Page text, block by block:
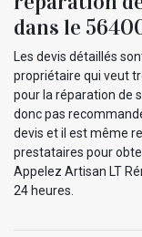
dans le
Les devis détaillés
propriétaire qui veut
pour la réparation de
donc pas
devis et il est même
prestataires pour
Appelez Artisan LT
24 heures.